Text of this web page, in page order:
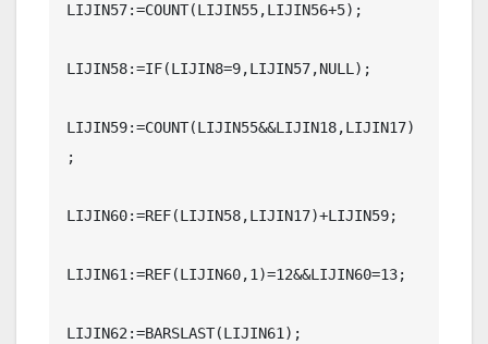
LIJIN57:=COUNT(LIJIN55,LIJIN56+5);
LIJIN58:=IF(LIJIN8=9,LIJIN57,NULL);
LIJIN59:=COUNT(LIJIN55&&LIJIN18,LIJIN17)
;
LIJIN60:=REF(LIJIN58,LIJIN17)+LIJIN59;
LIJIN61:=REF(LIJIN60,1)=12&&LIJIN60=13;
LIJIN62:=BARSLAST(LIJIN61);